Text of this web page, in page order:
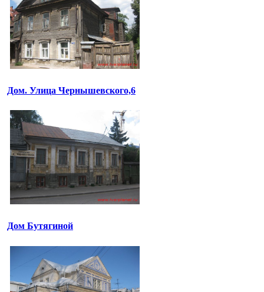
Дом. Улица Чернышевского,6
Дом Бутягиной